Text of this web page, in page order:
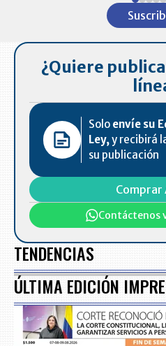
¿Quiere
Solo envíe su
Ley,y recibirá
su publicación
Comprar
Contáctenos
TENDENCIAS
ÚLTIMA EDICIÓN